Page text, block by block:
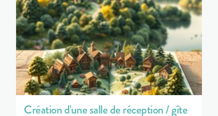
Création d'une salle de réception / gîte